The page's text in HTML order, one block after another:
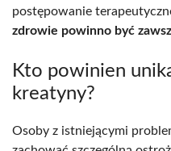
postępowanie
zdrowie powinno być
Kto powinien
kreatyny?
Osoby z istniejącymi